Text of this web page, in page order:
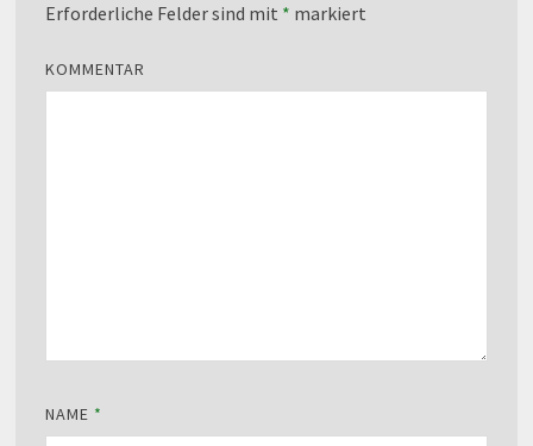
Erforderliche Felder sind mit * markiert
KOMMENTAR
NAME *